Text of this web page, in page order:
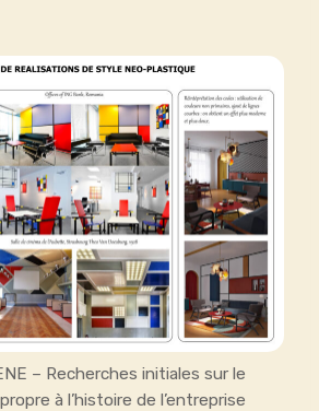
– Recherches initiales sur le
à l’histoire de l’entreprise